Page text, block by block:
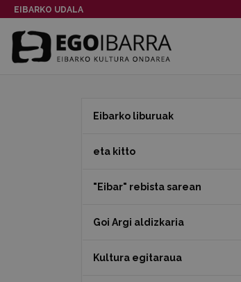
EIBARKO UDALA
Eibarko liburuak
eta kitto
"Eibar" rebista sarean
Goi Argi aldizkaria
Kultura egitaraua